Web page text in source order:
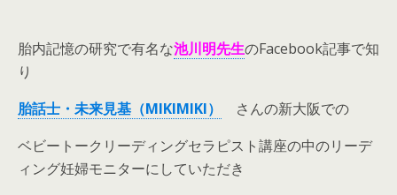
胎内記憶の研究で有名な池川明先生のFacebook記事で知
り
胎話士・未来見基（MIKIMIKI）
さんの新大阪での
ベビートークリーディングセラピスト講座の中のリーデ
ィング妊婦モニターにしていただき